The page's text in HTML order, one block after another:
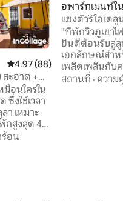
คะแนนเฉลี่ย 4.97 จาก 5, 88
4.97 (88)
ะอาด +
ระมิด
อนใครใน
งใช้เวลา
า เหมาะ
กสูงสุด 4
ไปสำรวจ
แฟ บาร์
ร้อน
อพาร์ทเมนท์ใ
แซงตัวริโอเดลู
"ที่พักวิวภูเขาไ
ยินดีต้อนรับสู่
เอกลักษณ์สำห
เพลิดเพลินกับ
ในบ้านของครอ
คู่ 2 เตียง เตียงควีนไ
สถานที่ · ความ